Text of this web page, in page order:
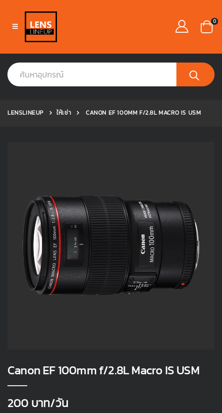
0
LENSLINEUP ให้เช่า CANON EF 100MM F/2.8L MACRO IS USM
Canon EF 100mm f/2.8L Macro IS USM
200 บาท/วัน